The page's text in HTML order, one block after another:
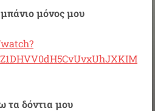
μόνος μου
τα δόντια μου